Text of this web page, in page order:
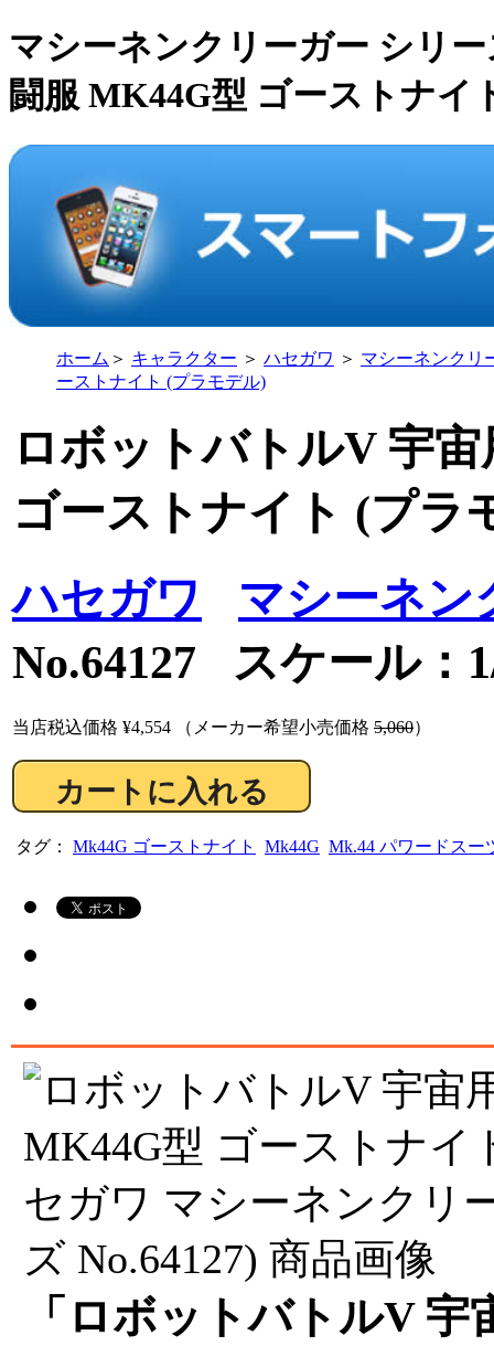
マシーネンクリーガー シリ
闘服 MK44G型 ゴーストナイ
ホーム ＞ キャラクター ＞ ハセガワ ＞ マシーネンクリ
ーストナイト (プラモデル)
ロボットバトルV 宇
ゴーストナイト (プラ
ハセガワ
マシーネン
No.64127 スケール：
当店税込価格 ¥4,554 （メーカー希望小売価格 5,060）
タグ： Mk44G ゴーストナイト Mk44G Mk.44 パワードスー
「ロボットバトルV